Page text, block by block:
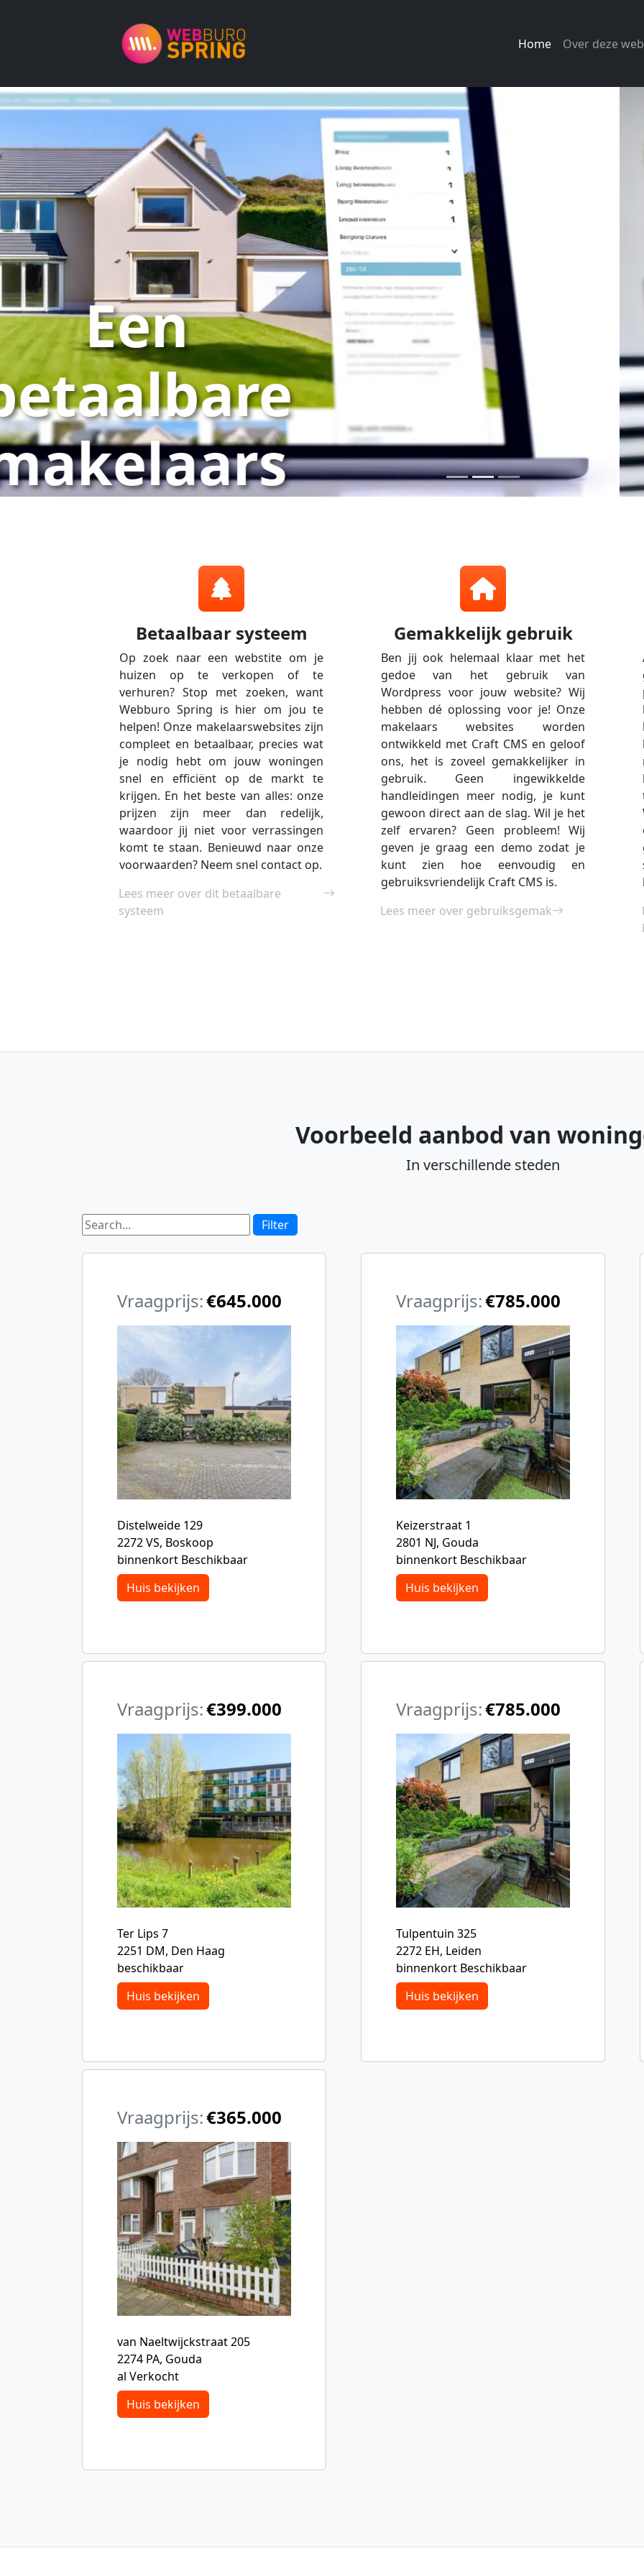
Home Over deze
Een
compleet
systeem
makelaars
Betaalbaar systeem
Op zoek naar een webstite om je
huizen op te verkopen of te
verhuren? Stop met zoeken, want
Webburo Spring is hier om jou te
helpen! Onze makelaarswebsites zijn
compleet en betaalbaar, precies wat
je nodig hebt om jouw woningen
snel en efficiënt op de markt te
krijgen. En het beste van alles: onze
prijzen zijn meer dan redelijk,
waardoor jij niet voor verrassingen
komt te staan. Benieuwd naar onze
voorwaarden? Neem snel contact op.
Lees meer over dit betaalbare
systeem
Gemakkelijk gebruik
Ben jij ook helemaal klaar met het
gedoe van het gebruik van
Wordpress voor jouw website? Wij
hebben dé oplossing voor je! Onze
makelaars websites worden
ontwikkeld met Craft CMS en geloof
ons, het is zoveel gemakkelijker in
gebruik. Geen ingewikkelde
handleidingen meer nodig, je kunt
gewoon direct aan de slag. Wil je het
zelf ervaren? Geen probleem! Wij
geven je graag een demo zodat je
kunt zien hoe eenvoudig en
gebruiksvriendelijk Craft CMS is.
Lees meer over gebruiksgemak
Voorbeeld aanbod van
In verschillende steden
Filter
Vraagprijs:€645.000
Distelweide 129
2272 VS, Boskoop
binnenkort Beschikbaar
Huis bekijken
Vraagprijs:€785.000
Keizerstraat 1
2801 NJ, Gouda
binnenkort Beschikbaar
Huis bekijken
Vraagprijs:€399.000
Ter Lips 7
2251 DM, Den Haag
beschikbaar
Huis bekijken
Vraagprijs:€785.000
Tulpentuin 325
2272 EH, Leiden
binnenkort Beschikbaar
Huis bekijken
Vraagprijs:€365.000
van Naeltwijckstraat 205
2274 PA, Gouda
al Verkocht
Huis bekijken